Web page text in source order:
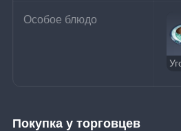
Особое блюдо
Покупка у торговцев